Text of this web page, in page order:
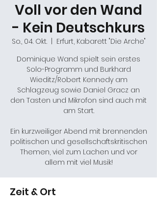
Voll vor den Wand
- Kein Deutschkurs
So., 04. Okt.
  |
Erfurt, Kabarett "Die Arche"
Dominique Wand spielt sein erstes
Solo-Programm und Burkhard
Wieditz/Robert Kennedy am
Schlagzeug sowie Daniel Gracz an
den Tasten und Mikrofon sind auch mit
am Start.
Ein kurzweiliger Abend mit brennenden
politischen und gesellschaftskritischen
Themen, viel zum Lachen und vor
allem mit viel Musik!
Zeit & Ort